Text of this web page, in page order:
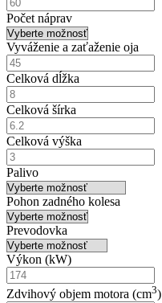
Počet náprav
Vyváženie a zaťaženie oja
Celková dĺžka
Celková šírka
Celková výška
Palivo
Pohon zadného kolesa
Prevodovka
Výkon (kW)
Zdvihový objem motora (cm3)